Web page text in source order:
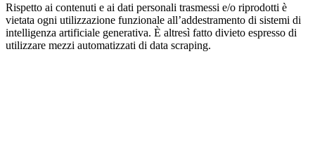
Rispetto ai contenuti e ai dati personali trasmessi e/o riprodotti è
vietata ogni utilizzazione funzionale all’addestramento di sistemi di
intelligenza artificiale generativa. È altresì fatto divieto espresso di
utilizzare mezzi automatizzati di data scraping.